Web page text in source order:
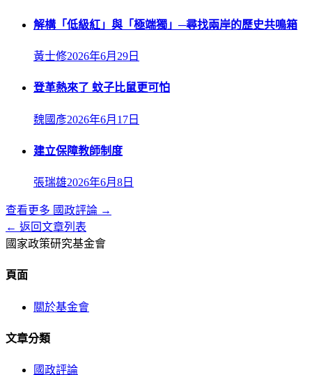
解構「低級紅」與「極端獨」─尋找兩岸的歷史共鳴箱
黃士修2026年6月29日
登革熱來了 蚊子比鼠更可怕
魏國彥2026年6月17日
建立保障教師制度
張瑞雄2026年6月8日
查看更多 國政評論 →
← 返回文章列表
國家政策研究基金會
頁面
關於基金會
文章分類
國政評論